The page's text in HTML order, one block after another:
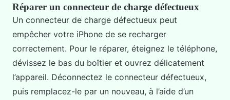
Réparer un connecteur de charge défectueux
Un connecteur de charge défectueux peut
empêcher votre iPhone de se recharger
correctement. Pour le réparer, éteignez le téléphone,
dévissez le bas du boîtier et ouvrez délicatement
l’appareil. Déconnectez le connecteur défectueux,
puis remplacez-le par un nouveau, à l’aide d’un